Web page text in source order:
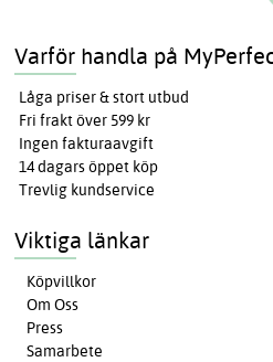
Varför handla på
Låga priser & stort utbud
Fri frakt över 599 kr
Ingen fakturaavgift
14 dagars öppet köp
Trevlig kundservice
Viktiga länkar
Köpvillkor
Om Oss
Press
Samarbete